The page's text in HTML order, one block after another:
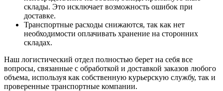
склады. Это исключает возможность ошибок при
доставке.
Транспортные расходы снижаются, так как нет
необходимости оплачивать хранение на сторонних
складах.
Наш логистический отдел полностью берет на себя все
вопросы, связанные с обработкой и доставкой заказов любого
объема, используя как собственную курьерскую службу, так и
проверенные транспортные компании.